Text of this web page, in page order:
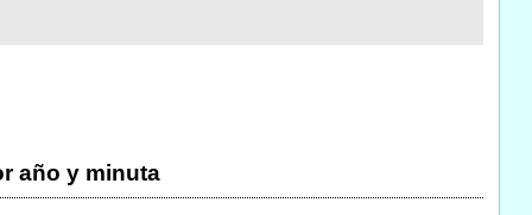
año y minuta